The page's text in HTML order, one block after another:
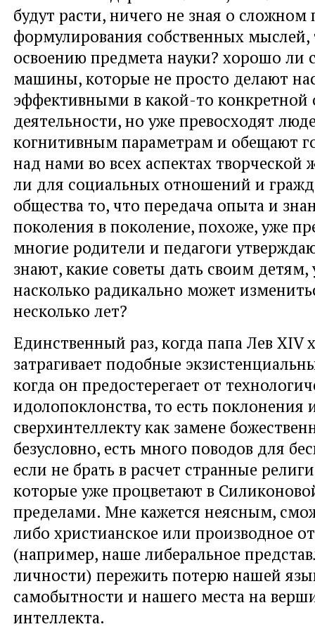
будут расти, ничего не зная о сложном
формулирования собственных мыслей,
освоению предмета науки? хорошо ли
машины, которые не просто делают
эффективными в какой-то конкретной
деятельности, но уже превосходят
когнитивным параметрам и обещают
над нами во всех аспектах творческой
ли для социальных отношений и
общества то, что передача опыта и
поколения в поколение, похоже, уже
многие родители и педагоги
знают, какие советы дать своим детям,
насколько радикально может
несколько лет?
Единственный раз, когда папа Лев XIV
затрагивает подобные
когда он предостерегает от
идолопоклонства, то есть поклонения
сверхинтеллекту как замене
безусловно, есть много поводов для
если не брать в расчет странные
которые уже процветают в
пределами. Мне кажется неясным,
либо христианское или производное
(например, наше либеральное
личности) пережить потерю нашей
самобытности и нашего места на
интеллекта.